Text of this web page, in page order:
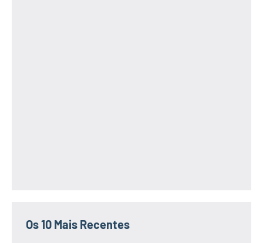
Os 10 Mais Recentes